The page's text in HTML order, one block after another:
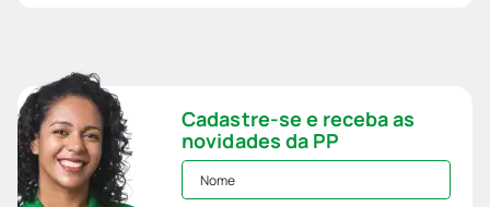
Cadastre-se e receba as
novidades da PP